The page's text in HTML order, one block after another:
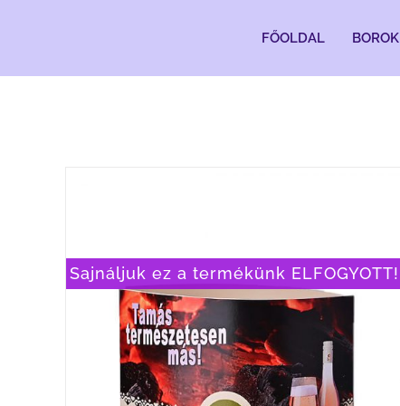
FŐOLDAL BOROK
Sajnáljuk ez a termékünk ELFOGYOTT!